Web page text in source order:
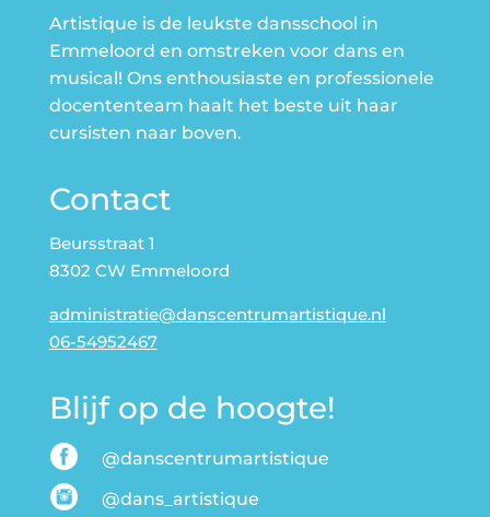
Artistique is de leukste dansschool in
Emmeloord en omstreken voor dans en
musical! Ons enthousiaste en professionele
docententeam haalt het beste uit haar
cursisten naar boven.
Contact
Beursstraat 1
8302 CW Emmeloord
administratie@danscentrumartistique.nl
06-54952467
Blijf op de hoogte!
@danscentrumartistique
@dans_artistique